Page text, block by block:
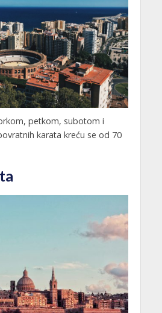
petkom, subotom i
karata kreću se od 70